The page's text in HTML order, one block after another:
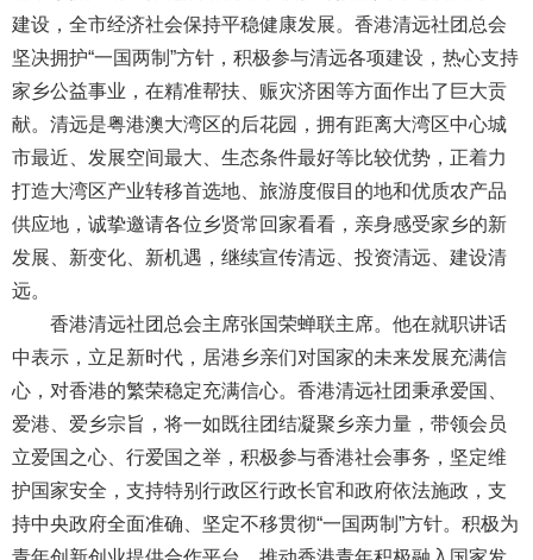
建设，全市经济社会保持平稳健康发展。香港清远社团总会
坚决拥护“一国两制”方针，积极参与清远各项建设，热心支持
家乡公益事业，在精准帮扶、赈灾济困等方面作出了巨大贡
献。清远是粤港澳大湾区的后花园，拥有距离大湾区中心城
市最近、发展空间最大、生态条件最好等比较优势，正着力
打造大湾区产业转移首选地、旅游度假目的地和优质农产品
供应地，诚挚邀请各位乡贤常回家看看，亲身感受家乡的新
发展、新变化、新机遇，继续宣传清远、投资清远、建设清
远。
香港清远社团总会主席张国荣蝉联主席。他在就职讲话
中表示，立足新时代，居港乡亲们对国家的未来发展充满信
心，对香港的繁荣稳定充满信心。香港清远社团秉承爱国、
爱港、爱乡宗旨，将一如既往团结凝聚乡亲力量，带领会员
立爱国之心、行爱国之举，积极参与香港社会事务，坚定维
护国家安全，支持特别行政区行政长官和政府依法施政，支
持中央政府全面准确、坚定不移贯彻“一国两制”方针。积极为